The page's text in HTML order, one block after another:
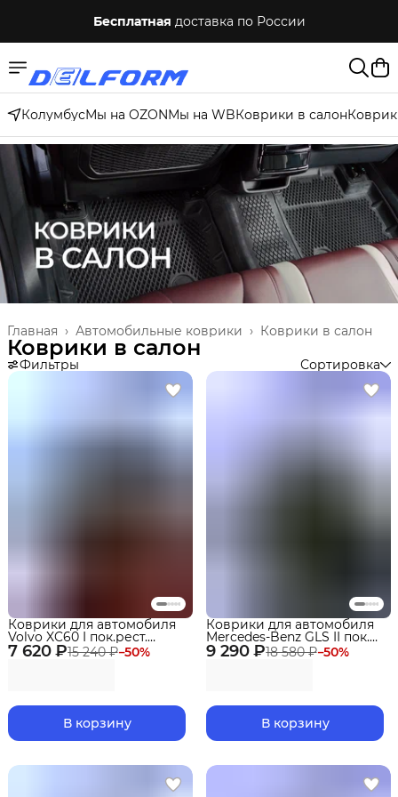
Бесплатная доставка по России
КолумбусМы на OZONМы на WBКоврики в салон
Коврики в салон
Автомобильные коврики ›
Главная ›
Коврики в салон
Фильтры Сортировка
7 620 ₽15 240 ₽−50%
Коврики для автомобиля
Volvo XC60 I пок.рест.
(2013-2017) Premium ("EVA
3D") в cалон
В корзину
9 290 ₽18 580 ₽−50%
Коврики для автомобиля
Mercedes-Benz GLS II пок.
рест. (X167) (2023-2025)
Luxe ("EVA 3D") в cалон
В корзину